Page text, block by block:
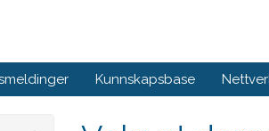
Kunnskapsbase